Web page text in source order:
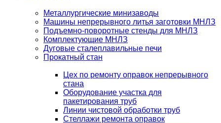
Металлургические минизаводы
Машины непрерывного литья заготовки МНЛЗ
Подъемно-поворотные стенды для МНЛЗ
Комплектующие МНЛЗ
Дуговые сталеплавильные печи
Прокатный стан
Цех по ремонту оправок непрерывного
стана
Оборудование участка для
пакетирования труб
Линии чистовой обработки труб
Стеллажи ремонта оправок